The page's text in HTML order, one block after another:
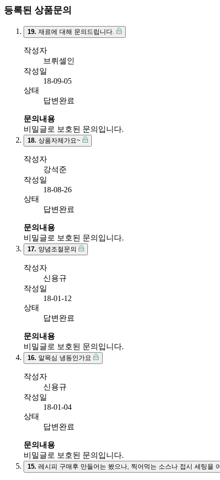
등록된 상품문의
19. 재료에 대해 문의드립니다.
작성자
브뤼셀인
작성일
18-09-05
상태
답변완료
문의내용
비밀글로 보호된 문의입니다.
18. 상품자체가요~
작성자
강석준
작성일
18-08-26
상태
답변완료
문의내용
비밀글로 보호된 문의입니다.
17. 양념조절문의
작성자
신용규
작성일
18-01-12
상태
답변완료
문의내용
비밀글로 보호된 문의입니다.
16. 알목심 냉동인가요
작성자
신용규
작성일
18-01-04
상태
답변완료
문의내용
비밀글로 보호된 문의입니다.
15. 레시피 구매후 만들어는 봤으나, 찍어먹는 소스나 접시 세팅